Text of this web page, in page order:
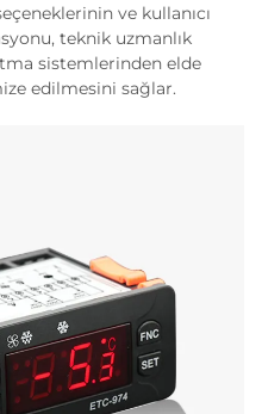
ve kullanıcı
teknik uzmanlık
sistemlerinden elde
edilmesini sağlar.